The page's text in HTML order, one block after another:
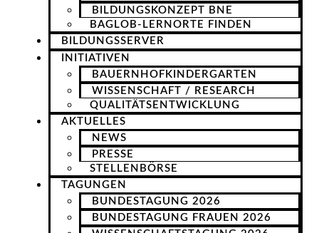
BILDUNGSKONZEPT BNE
BAGLOB-LERNORTE FINDEN
BILDUNGSSERVER
INITIATIVEN
BAUERNHOFKINDERGARTEN
WISSENSCHAFT / RESEARCH
QUALITÄTSENTWICKLUNG
AKTUELLES
NEWS
PRESSE
STELLENBÖRSE
TAGUNGEN
BUNDESTAGUNG 2026
BUNDESTAGUNG FRAUEN 2026